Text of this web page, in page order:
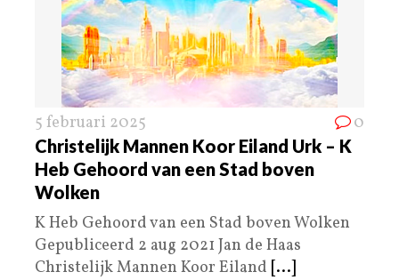
5 februari 2025 0
Christelijk Mannen Koor Eiland Urk – K
Heb Gehoord van een Stad boven
Wolken
K Heb Gehoord van een Stad boven Wolken
Gepubliceerd 2 aug 2021 Jan de Haas
Christelijk Mannen Koor Eiland [...]